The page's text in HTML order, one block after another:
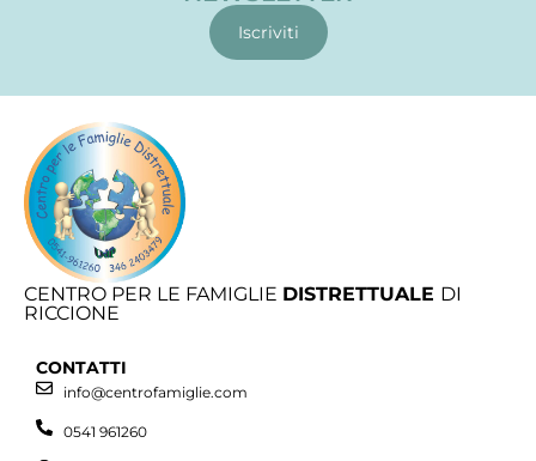
Iscriviti
CENTRO PER LE FAMIGLIE DISTRETTUALE DI
RICCIONE
CONTATTI
info@centrofamiglie.com
0541 961260